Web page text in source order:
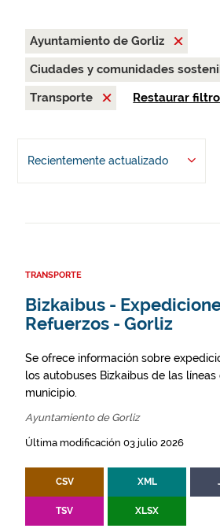
Ayuntamiento de Gorliz
Ciudades y comunidades
Transporte
Restaurar
Recientemente actualizado
TRANSPORTE
Bizkaibus -
Refuerzos - Gorliz
Se ofrece información sobre
los autobuses Bizkaibus de las
municipio.
Ayuntamiento de Gorliz
Última modificación 03 julio 2026
CSV XML
TSV XLSX